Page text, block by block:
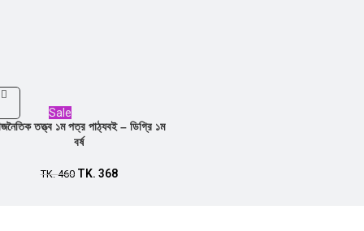
Sale
তত্ত্ব ১ম পত্র পাঠ্যবই – ডিগ্রি ১ম
বর্ষ
TK.460 TK. 368